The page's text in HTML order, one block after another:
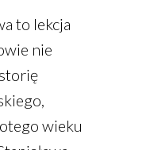
to lekcja
nie
wieku